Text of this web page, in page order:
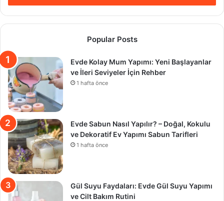
Popular Posts
Evde Kolay Mum Yapımı: Yeni Başlayanlar
ve İleri Seviyeler İçin Rehber
1 hafta önce
Evde Sabun Nasıl Yapılır? – Doğal, Kokulu
ve Dekoratif Ev Yapımı Sabun Tarifleri
1 hafta önce
Gül Suyu Faydaları: Evde Gül Suyu Yapımı
ve Cilt Bakım Rutini